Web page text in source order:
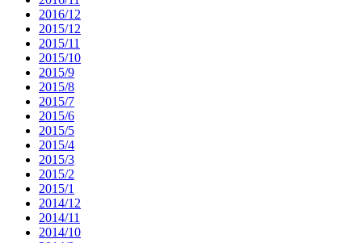
2016/12
2015/12
2015/11
2015/10
2015/9
2015/8
2015/7
2015/6
2015/5
2015/4
2015/3
2015/2
2015/1
2014/12
2014/11
2014/10